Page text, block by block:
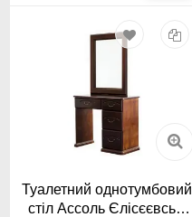
Туалетний однотумбовий
стіл Ассоль Єлісєєвські